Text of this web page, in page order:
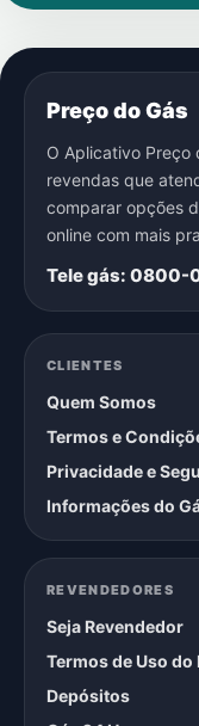
Preço do Gás
O Aplicativo Preço
revendas que
comparar opções
online com mais
Tele gás:
CLIENTES
Quem Somos
Termos e
Privacidade e
Informações do
REVENDEDORES
Seja Revendedor
Termos de Uso do
Depósitos